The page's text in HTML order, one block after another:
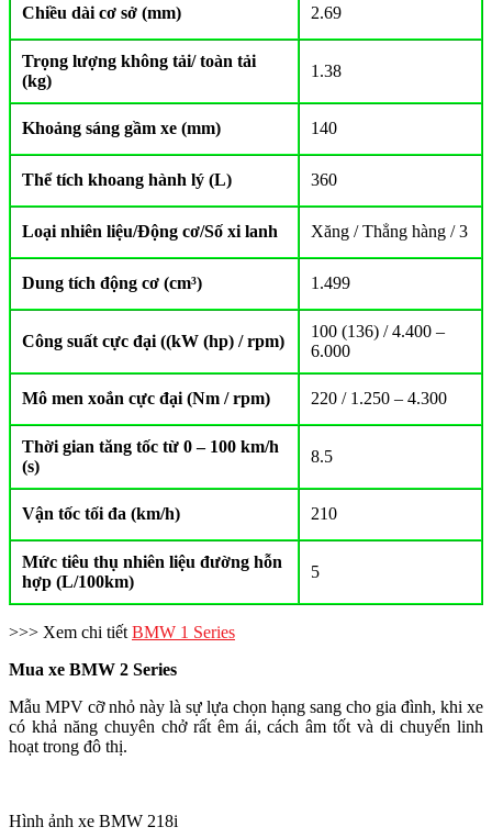
Chiều dài cơ sở (mm) 2.69
Trọng lượng không tải/ toàn tải
(kg)
1.38
Khoảng sáng gầm xe (mm) 140
Thể tích khoang hành lý (L) 360
Loại nhiên liệu/Động cơ/Số xi lanh Xăng / Thẳng hàng / 3
Dung tích động cơ (cm³) 1.499
Công suất cực đại ((kW (hp) / rpm)
100 (136) / 4.400 –
6.000
Mô men xoắn cực đại (Nm / rpm) 220 / 1.250 – 4.300
Thời gian tăng tốc từ 0 – 100 km/h
(s)
8.5
Vận tốc tối đa (km/h) 210
Mức tiêu thụ nhiên liệu đường hỗn
hợp (L/100km)
5
>>> Xem chi tiết BMW 1 Series
Mua xe BMW 2 Series
Mẫu MPV cỡ nhỏ này là sự lựa chọn hạng sang cho gia đình, khi xe
có khả năng chuyên chở rất êm ái, cách âm tốt và di chuyển linh
hoạt trong đô thị.
Hình ảnh xe BMW 218i